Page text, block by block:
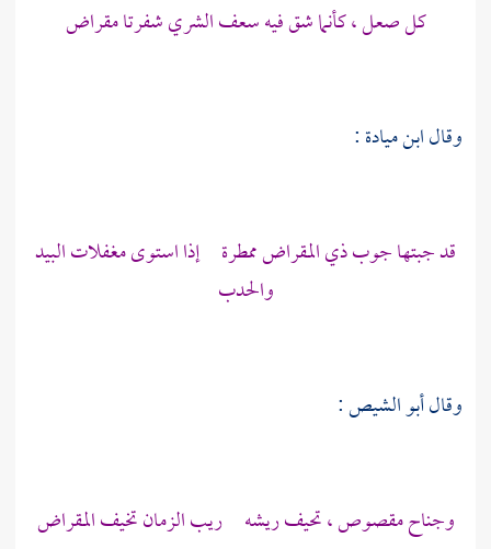
كل صعل ، كأنما شق فيه سعف الشري شفرتا مقراض
وقالابن ميادة:
قد جبتها جوب ذي المقراض ممطرة إذا استوى مغفلات البيد
والحدب
وقالأبو الشيص:
وجناح مقصوص ، تحيف ريشه ريب الزمان تخيف المقراض